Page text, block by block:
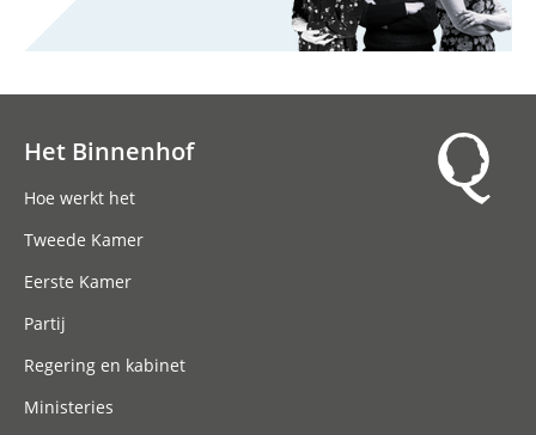
Het Binnenhof
Hoe werkt het
Tweede Kamer
Eerste Kamer
Partij
Regering en kabinet
Ministeries